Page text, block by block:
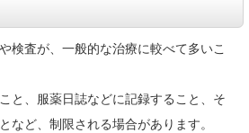
検査が、一般的な治療に較べて多いこ
と、服薬日誌などに記録すること、そ
など、制限される場合があります。